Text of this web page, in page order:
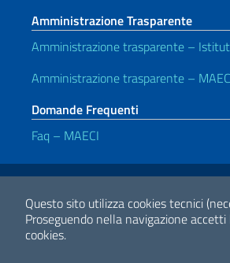
Questo sito utilizza cookies tecnici
Proseguendo nella navigazione
cookies.
Amministrazione Trasparente
Amministrazione trasparente –
Amministrazione trasparente –
Domande Frequenti
Faq – MAECI
Link Utili